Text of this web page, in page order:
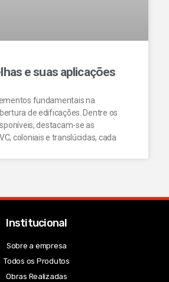
e suas aplicações
fundamentais na
de edificações. Dentre os
destacam-se as
coloniais e translúcidas, cada
Institucional
Sobre a empresa
Todos os Produtos
Obras Realizadas